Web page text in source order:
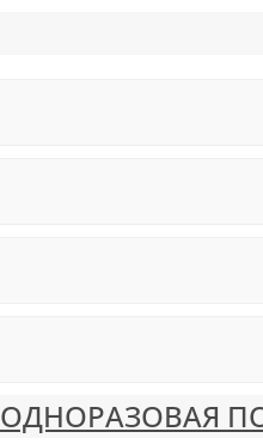
ОДНОРАЗОВАЯ